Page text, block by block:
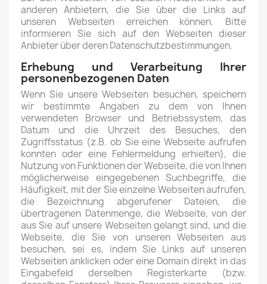
anderen Anbietern, die Sie über die Links auf
unseren Webseiten erreichen können. Bitte
informieren Sie sich auf den Webseiten dieser
Anbieter über deren Datenschutzbestimmungen.
Erhebung und Verarbeitung Ihrer
personenbezogenen Daten
Wenn Sie unsere Webseiten besuchen, speichern
wir bestimmte Angaben zu dem von Ihnen
verwendeten Browser und Betriebssystem, das
Datum und die Uhrzeit des Besuches, den
Zugriffsstatus (z.B. ob Sie eine Webseite aufrufen
konnten oder eine Fehlermeldung erhielten), die
Nutzung von Funktionen der Webseite, die von Ihnen
möglicherweise eingegebenen Suchbegriffe, die
Häufigkeit, mit der Sie einzelne Webseiten aufrufen,
die Bezeichnung abgerufener Dateien, die
übertragenen Datenmenge, die Webseite, von der
aus Sie auf unsere Webseiten gelangt sind, und die
Webseite, die Sie von unseren Webseiten aus
besuchen, sei es, indem Sie Links auf unseren
Webseiten anklicken oder eine Domain direkt in das
Eingabefeld derselben Registerkarte (bzw.